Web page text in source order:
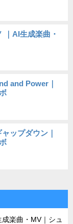
｜AI生成楽曲・
and Power｜
ップダウン｜
楽曲・MV｜シュ